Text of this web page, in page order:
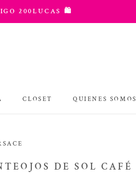
200LUCAS 🛍️
CLOSET QUIENES SOMOS
DE SOL CAFÉ